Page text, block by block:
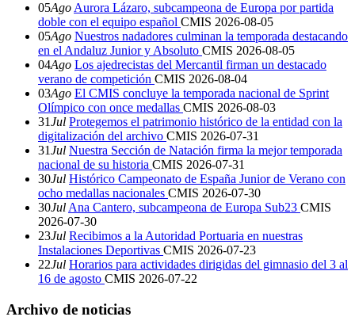
05Ago Aurora Lázaro, subcampeona de Europa por partida
doble con el equipo español CMIS 2026-08-05
05Ago Nuestros nadadores culminan la temporada destacando
en el Andaluz Junior y Absoluto CMIS 2026-08-05
04Ago Los ajedrecistas del Mercantil firman un destacado
verano de competición CMIS 2026-08-04
03Ago El CMIS concluye la temporada nacional de Sprint
Olímpico con once medallas CMIS 2026-08-03
31Jul Protegemos el patrimonio histórico de la entidad con la
digitalización del archivo CMIS 2026-07-31
31Jul Nuestra Sección de Natación firma la mejor temporada
nacional de su historia CMIS 2026-07-31
30Jul Histórico Campeonato de España Junior de Verano con
ocho medallas nacionales CMIS 2026-07-30
30Jul Ana Cantero, subcampeona de Europa Sub23 CMIS
2026-07-30
23Jul Recibimos a la Autoridad Portuaria en nuestras
Instalaciones Deportivas CMIS 2026-07-23
22Jul Horarios para actividades dirigidas del gimnasio del 3 al
16 de agosto CMIS 2026-07-22
Archivo de noticias